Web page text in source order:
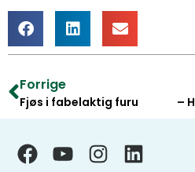
Forrige
Fjøs i fabelaktig furu